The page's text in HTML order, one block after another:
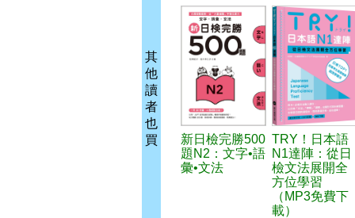
其
他
讀
者
也
買
新日檢完勝500
題N2：文字•語
彙•文法
TRY！日本語
N1達陣：從日
檢文法展開全
方位學習
（MP3免費下
載）